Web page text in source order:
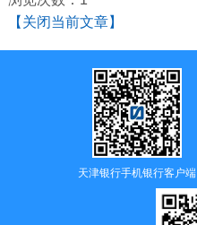
【关闭当前文章】
天津银行手机银行客户端